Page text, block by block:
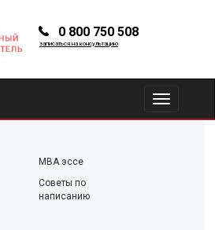
0 800 750 508
записаться на консультацию
Toggle
navigation
МВА эссе
Советы по
написанию